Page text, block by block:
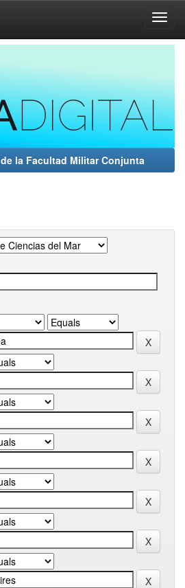
la Facultad Militar Conjunta